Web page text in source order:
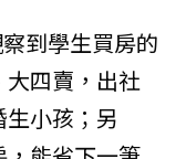
到學生買房的
四賣，出社
小孩；另